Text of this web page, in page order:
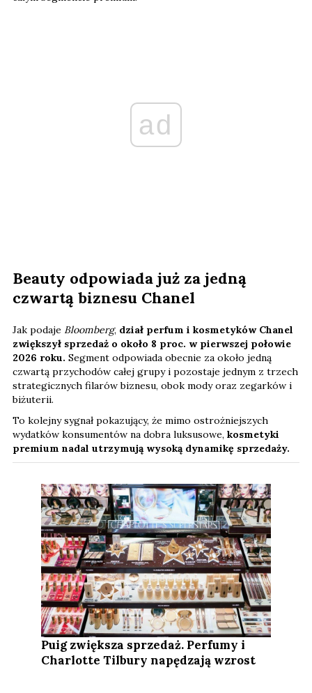
ad
Beauty odpowiada już za jedną
czwartą biznesu Chanel
Jak podaje Bloomberg, dział perfum i kosmetyków Chanel
zwiększył sprzedaż o około 8 proc. w pierwszej połowie
2026 roku. Segment odpowiada obecnie za około jedną
czwartą przychodów całej grupy i pozostaje jednym z trzech
strategicznych filarów biznesu, obok mody oraz zegarków i
biżuterii.
To kolejny sygnał pokazujący, że mimo ostrożniejszych
wydatków konsumentów na dobra luksusowe, kosmetyki
premium nadal utrzymują wysoką dynamikę sprzedaży.
Puig zwiększa sprzedaż. Perfumy i
Charlotte Tilbury napędzają wzrost